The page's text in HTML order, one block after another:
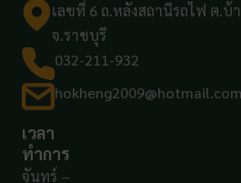
เลขที่ 6 ถ.หลังสถานีรถไฟ ต.บ้
จ.ราชบุรี
032-211-932
hokheng2009@hotmail.com
เวลา
ทำการ
จันทร์ –